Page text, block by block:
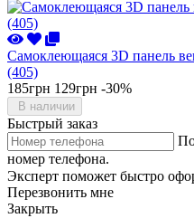
Самоклеющаяся 3D панель
(405)
185грн 129грн -30%
В наличии
Быстрый заказ
номер телефона.
Эксперт поможет быстро
Перезвонить мне
Закрыть